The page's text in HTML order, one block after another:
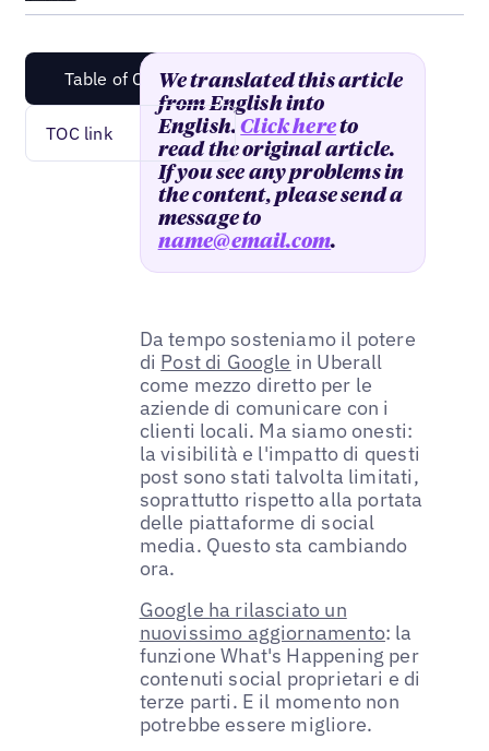
Table of Content
TOC link
We translated this article
from English into
English.Click hereto
read the original article.
If you see any problems in
the content, please send a
message to
name@email.com.
Da tempo sosteniamo il potere
di Post di Google in Uberall
come mezzo diretto per le
aziende di comunicare con i
clienti locali. Ma siamo onesti:
la visibilità e l'impatto di questi
post sono stati talvolta limitati,
soprattutto rispetto alla portata
delle piattaforme di social
media. Questo sta cambiando
ora.
Google ha rilasciato un
nuovissimo aggiornamento: la
funzione What's Happening per
contenuti social proprietari e di
terze parti. E il momento non
potrebbe essere migliore.